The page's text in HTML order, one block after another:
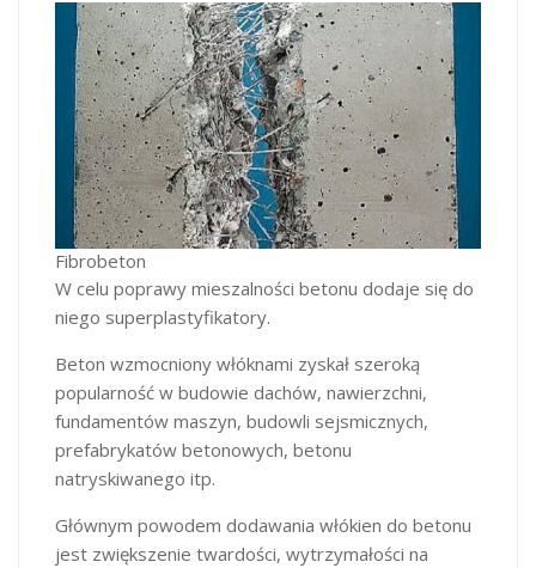
Fibrobeton
W celu poprawy mieszalności betonu dodaje się do
niego superplastyfikatory.
Beton wzmocniony włóknami zyskał szeroką
popularność w budowie dachów, nawierzchni,
fundamentów maszyn, budowli sejsmicznych,
prefabrykatów betonowych, betonu
natryskiwanego itp.
Głównym powodem dodawania włókien do betonu
jest zwiększenie twardości, wytrzymałości na